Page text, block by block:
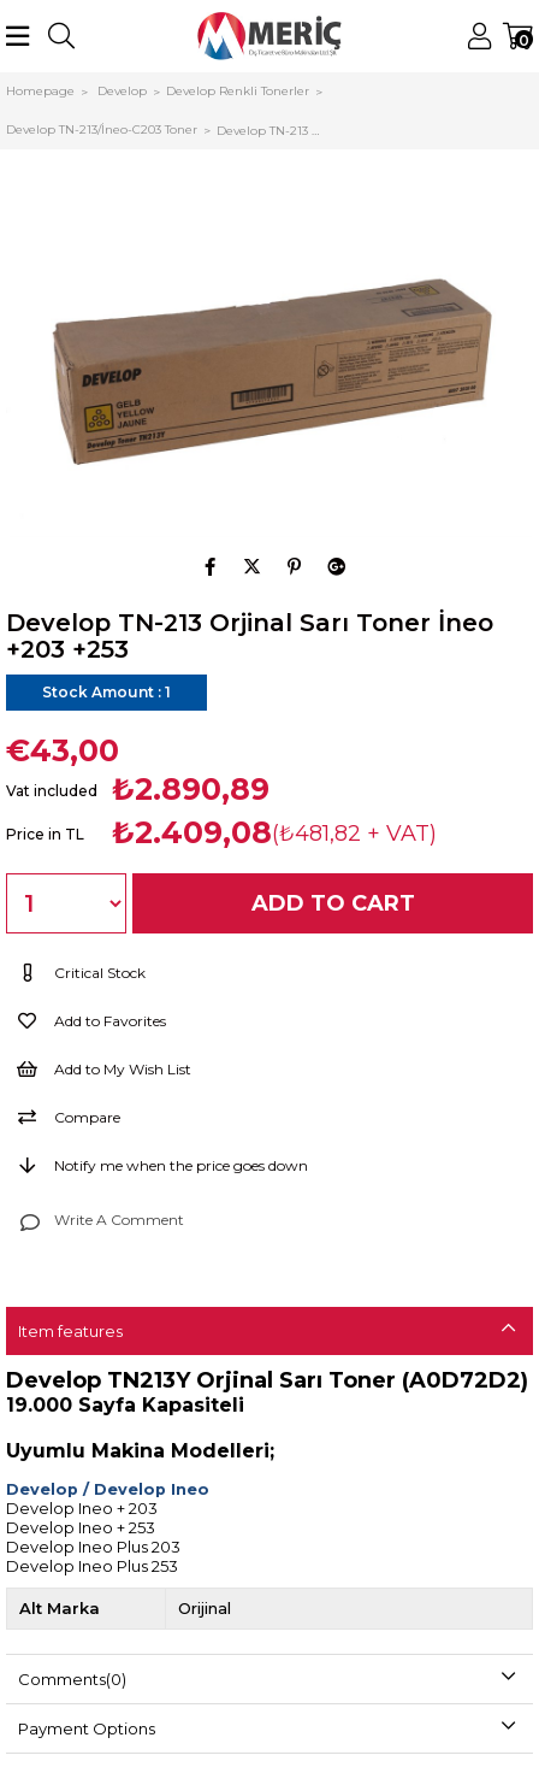
0
Homepage Develop Develop Renkli Tonerler
Develop TN-213/İneo-C203 Toner Develop TN-213 Orjinal Sarı Toner İneo +203 +253
Develop TN-213 Orjinal Sarı Toner İneo
+203 +253
Stock Amount : 1
€43,00
Vat included ₺2.890,89
Price in TL ₺2.409,08(₺481,82 + VAT)
Critical Stock
Add to Favorites
Add to My Wish List
Compare
Notify me when the price goes down
Write A Comment
Item features
Develop TN213Y Orjinal Sarı Toner (A0D72D2)
19.000 Sayfa Kapasiteli
Uyumlu Makina Modelleri;
Develop / Develop Ineo
Develop Ineo + 203
Develop Ineo + 253
Develop Ineo Plus 203
Develop Ineo Plus 253
Alt Marka Orijinal
Comments(0)
Payment Options